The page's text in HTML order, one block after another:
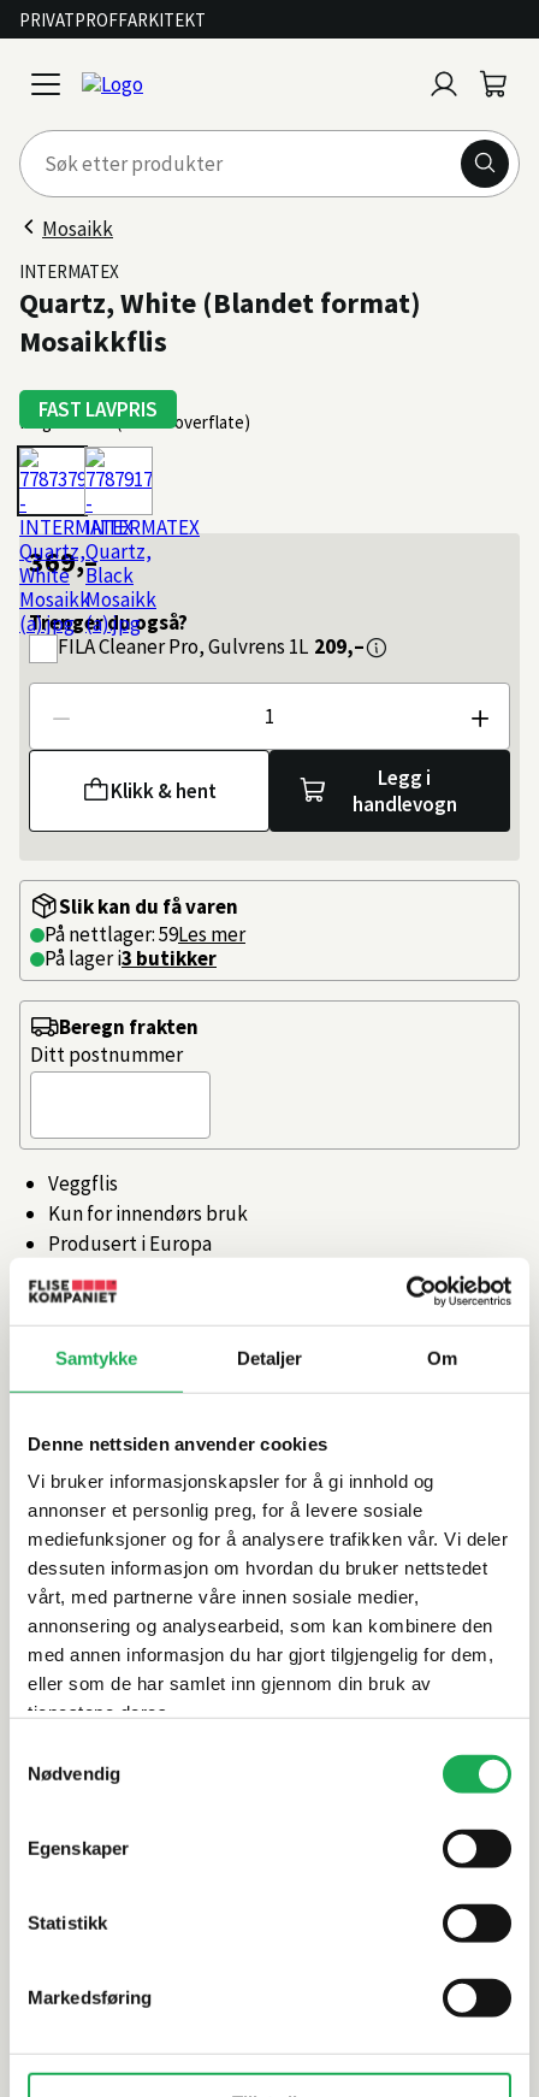
Samtykke Detaljer Om
Denne nettsiden anvender cookies
Vi bruker informasjonskapsler for å gi innhold og
annonser et personlig preg, for å levere sosiale
mediefunksjoner og for å analysere trafikken vår. Vi deler
dessuten informasjon om hvordan du bruker nettstedet
vårt, med partnerne våre innen sosiale medier,
annonsering og analysearbeid, som kan kombinere den
med annen informasjon du har gjort tilgjengelig for dem,
eller som de har samlet inn gjennom din bruk av
tjenestene deres.
Nødvendig
Egenskaper
Statistikk
Markedsføring
PRIVATPROFFARKITEKT
open
menu
inn
Mosaikk
FAST LAVPRIS
INTERMATEX
Quartz, White (Blandet format)
Mosaikkflis
Farge: White (variert overflate)
369,–
Trenger du også?
FILACleaner Pro, Gulvrens 1L 209,–
Antall
Klikk & hent
Legg i
handlevogn
Slik kan du få varen
På nettlager: 59Les mer
På lager i3 butikker
Veggflis
Kun for innendørs bruk
Produsert i Europa
Artikkelnr.101368350
Beregn frakten
Ditt postnummer
Produktinformasjon
Spesifikasjoner
Leveringsinformasjon
Dokumentasjon
Alternative produkter
Nácar, Arena 1,5x3 Mosaikkflis Nácar,
FAST
INTERMATEX